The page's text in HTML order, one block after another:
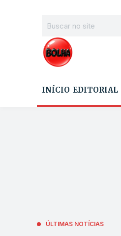
INÍCIO EDITORIAL
ÚLTIMAS NOTÍCIAS